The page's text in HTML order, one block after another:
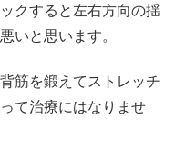
クすると左右方向の揺
いと思います。
筋を鍛えてストレッチ
て治療にはなりませ